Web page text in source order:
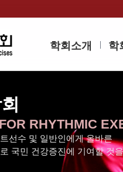
학회소개 학
RHYTHMIC
선수 및 일반인에게 올바른
국민 건강증진에 기여할 것